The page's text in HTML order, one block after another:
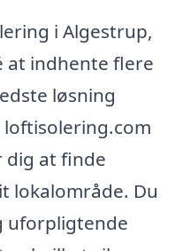
i Algestrup,
at indhente flere
løsning
dig at finde
lokalområde. Du
uforpligtende